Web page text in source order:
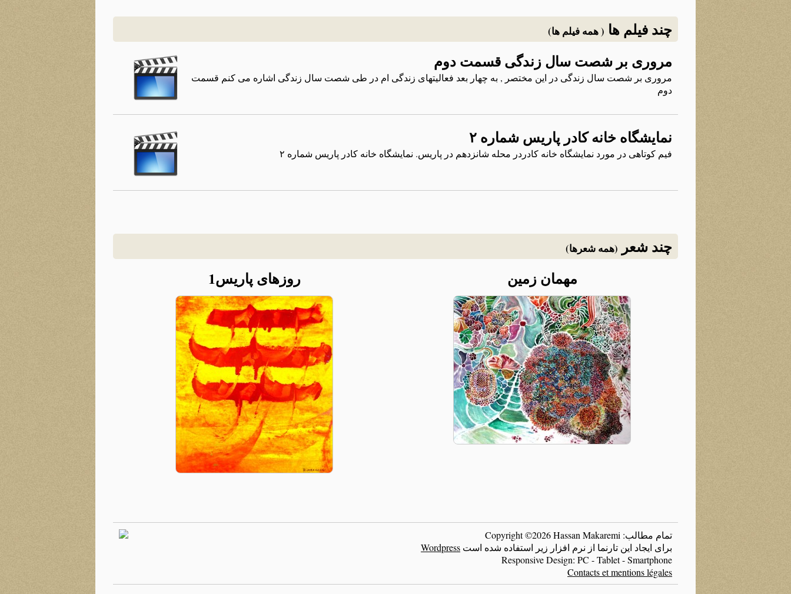
چند فیلم ها ( همه فیلم ها)
مروری بر شصت سال زندگی قسمت دوم
مروری بر شصت سال زندگی در این مختصر , به چهار بعد فعالیتهای زندگی ام در طی شصت سال زندگی اشاره می کنم قسمت
دوم
نمایشگاه خانه کادر پاریس شماره ۲
فیم کوتاهی در مورد نمایشگاه خانه کادردر محله شانزدهم در پاریس. نمایشگاه خانه کادر پاریس شماره ۲
چند شعر (همه شعرها)
روزهای پاریس1 مهمان زمین
تمام مطالب: Copyright ©2026 Hassan Makaremi
برای ایجاد این تارنما از نرم افزار زیر استفاده شده است Wordpress
Responsive Design: PC - Tablet - Smartphone
Contacts et mentions légales